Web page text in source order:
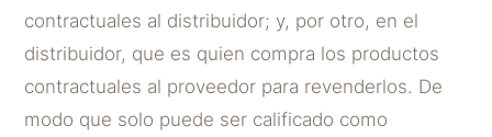
contractuales al distribuidor; y, por otro, en el
distribuidor, que es quien compra los productos
contractuales al proveedor para revenderlos. De
modo que solo puede ser calificado como